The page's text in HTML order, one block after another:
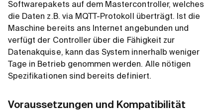
Softwarepakets auf dem Mastercontroller, welches
die Daten z.B. via MQTT-Protokoll überträgt. Ist die
Maschine bereits ans Internet angebunden und
verfügt der Controller über die Fähigkeit zur
Datenakquise, kann das System innerhalb weniger
Tage in Betrieb genommen werden. Alle nötigen
Spezifikationen sind bereits definiert.
Voraussetzungen und Kompatibilität